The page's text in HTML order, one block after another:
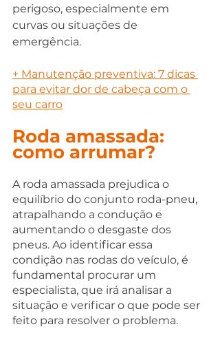
perigoso, especialmente em
curvas ou situações de
emergência.
+ Manutenção preventiva: 7 dicas
para evitar dor de cabeça com o
seu carro
Roda amassada:
como arrumar?
A roda amassada prejudica o
equilíbrio do conjunto roda-pneu,
atrapalhando a condução e
aumentando o desgaste dos
pneus. Ao identificar essa
condição nas rodas do veículo, é
fundamental procurar um
especialista, que irá analisar a
situação e verificar o que pode ser
feito para resolver o problema.